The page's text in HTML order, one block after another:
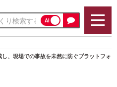
AI
、現場での事故を未然に防ぐプラットフォ